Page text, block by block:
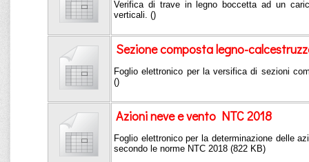
Verifica di trave in legno boccetta ad un
verticali. ()
Sezione composta legno-
Foglio elettronico per la versifica di sezioni
()
Azioni neve e vento NTC 2018
Foglio elettronico per la determinazione delle
secondo le norme NTC 2018 (822 KB)